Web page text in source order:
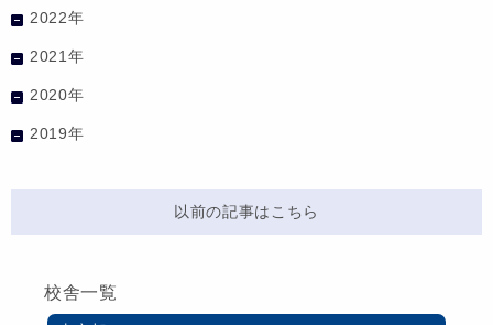
2022年
2021年
2020年
2019年
以前の記事はこちら
校舎一覧